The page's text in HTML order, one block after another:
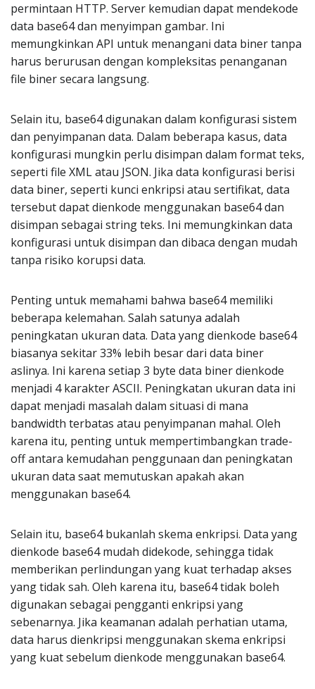
permintaan HTTP. Server kemudian dapat mendekode
data base64 dan menyimpan gambar. Ini
memungkinkan API untuk menangani data biner tanpa
harus berurusan dengan kompleksitas penanganan
file biner secara langsung.
Selain itu, base64 digunakan dalam konfigurasi sistem
dan penyimpanan data. Dalam beberapa kasus, data
konfigurasi mungkin perlu disimpan dalam format teks,
seperti file XML atau JSON. Jika data konfigurasi berisi
data biner, seperti kunci enkripsi atau sertifikat, data
tersebut dapat dienkode menggunakan base64 dan
disimpan sebagai string teks. Ini memungkinkan data
konfigurasi untuk disimpan dan dibaca dengan mudah
tanpa risiko korupsi data.
Penting untuk memahami bahwa base64 memiliki
beberapa kelemahan. Salah satunya adalah
peningkatan ukuran data. Data yang dienkode base64
biasanya sekitar 33% lebih besar dari data biner
aslinya. Ini karena setiap 3 byte data biner dienkode
menjadi 4 karakter ASCII. Peningkatan ukuran data ini
dapat menjadi masalah dalam situasi di mana
bandwidth terbatas atau penyimpanan mahal. Oleh
karena itu, penting untuk mempertimbangkan trade-
off antara kemudahan penggunaan dan peningkatan
ukuran data saat memutuskan apakah akan
menggunakan base64.
Selain itu, base64 bukanlah skema enkripsi. Data yang
dienkode base64 mudah didekode, sehingga tidak
memberikan perlindungan yang kuat terhadap akses
yang tidak sah. Oleh karena itu, base64 tidak boleh
digunakan sebagai pengganti enkripsi yang
sebenarnya. Jika keamanan adalah perhatian utama,
data harus dienkripsi menggunakan skema enkripsi
yang kuat sebelum dienkode menggunakan base64.